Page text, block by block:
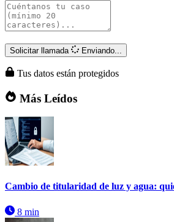
Solicitar llamada Enviando...
Tus datos están protegidos
Más Leídos
Cambio de titularidad de luz y agua:
8 min